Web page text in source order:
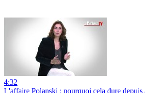
4:32
L'affaire Polanski : pourquoi cela dure depuis